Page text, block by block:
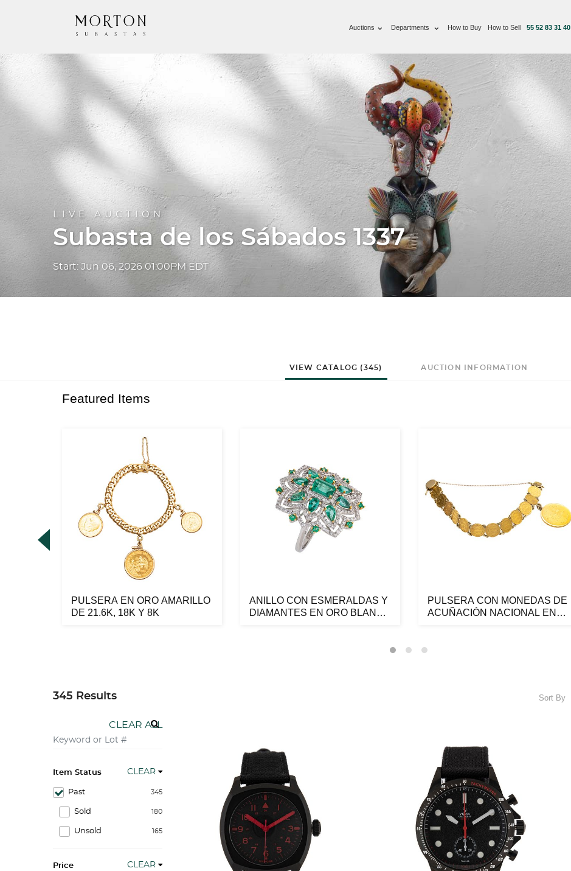
Auctions Departments How to Buy How to Sell 55 52 83 31 40
LIVE AUCTION
Subasta de los Sábados 1337
Start: Jun 06, 2026 01:00PM EDT
VIEW CATALOG (345) AUCTION INFORMATION
Featured Items
PULSERA EN ORO AMARILLO
DE 21.6K, 18K Y 8K
ANILLO CON ESMERALDAS Y
DIAMANTES EN ORO BLANCO
PULSERA CON MONEDAS DE
ACUÑACIÓN NACIONAL EN
345 Results
CLEAR ALL
Item Status CLEAR
345
Past
180
Sold
165
Unsold
Price CLEAR
Sort By